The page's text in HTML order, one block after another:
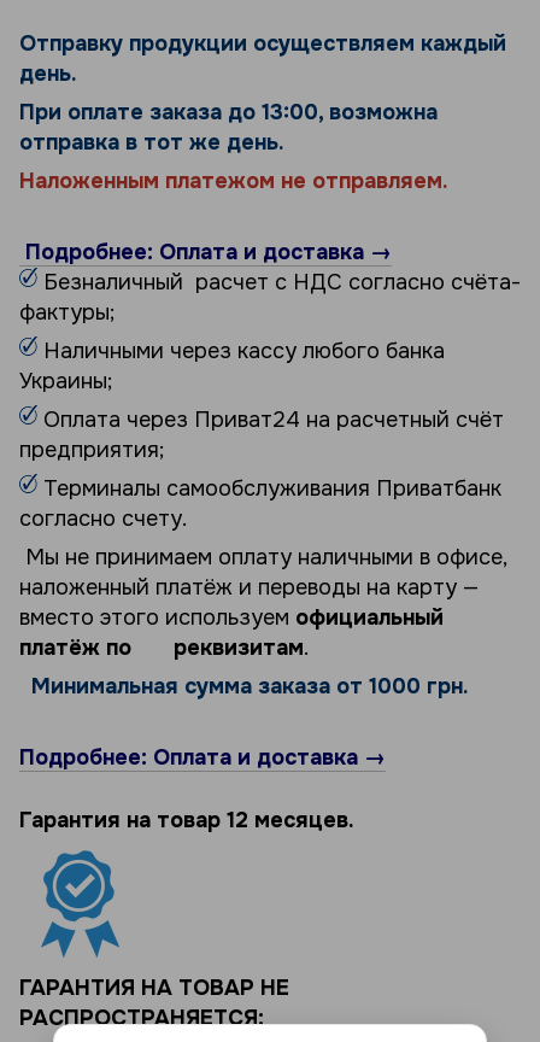
Отправку продукции осуществляем каждый
день.
При оплате заказа до 13:00, возможна
отправка в тот же день.
Наложенным платежом не отправляем.
Подробнее: Оплата и доставка →
Безналичный расчет с НДС согласно счёта-
фактуры;
Наличными через кассу любого банка
Украины;
Оплата через Приват24 на расчетный счёт
предприятия;
Терминалы самообслуживания Приватбанк
согласно счету.
Мы не принимаем оплату наличными в офисе,
наложенный платёж и переводы на карту —
вместо этого используем официальный
платёж по реквизитам.
Минимальная сумма заказа от 1000 грн.
Подробнее: Оплата и доставка →
Гарантия на товар 12 месяцев.
ГАРАНТИЯ НА ТОВАР НЕ
РАСПРОСТРАНЯЕТСЯ: